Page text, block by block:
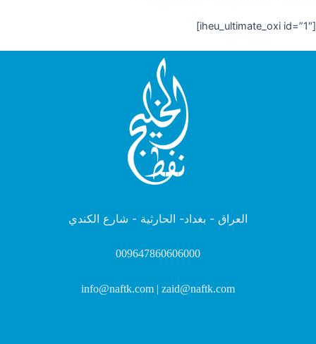
[iheu_ultimate_oxi id=”1″]
العراق - بغداد- الحارثية - شارع الكندي
009647860606000
info@naftk.com | zaid@naftk.com